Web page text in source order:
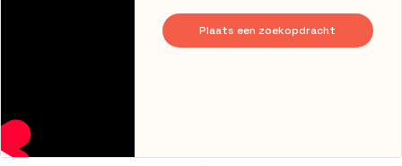
Plaats een zoekopdracht